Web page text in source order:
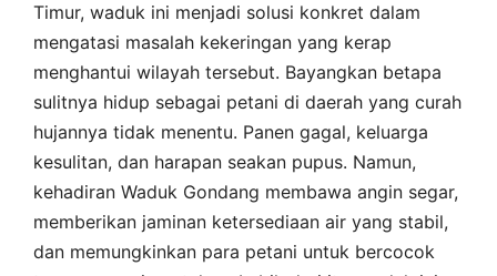
Timur, waduk ini menjadi solusi konkret dalam
mengatasi masalah kekeringan yang kerap
menghantui wilayah tersebut. Bayangkan betapa
sulitnya hidup sebagai petani di daerah yang curah
hujannya tidak menentu. Panen gagal, keluarga
kesulitan, dan harapan seakan pupus. Namun,
kehadiran Waduk Gondang membawa angin segar,
memberikan jaminan ketersediaan air yang stabil,
dan memungkinkan para petani untuk bercocok